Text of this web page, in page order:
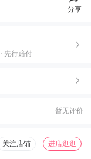
分享
先行赔付
暂无评价
关注店铺 进店逛逛